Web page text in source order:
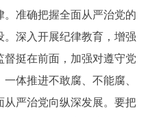
准确把握全面从严治党的
深入开展纪律教育，增强
挺在前面，加强对遵守党
体推进不敢腐、不能腐、
严治党向纵深发展。要把